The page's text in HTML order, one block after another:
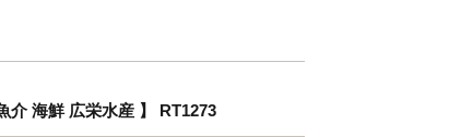
介 海鮮 広栄水産 】 RT1273